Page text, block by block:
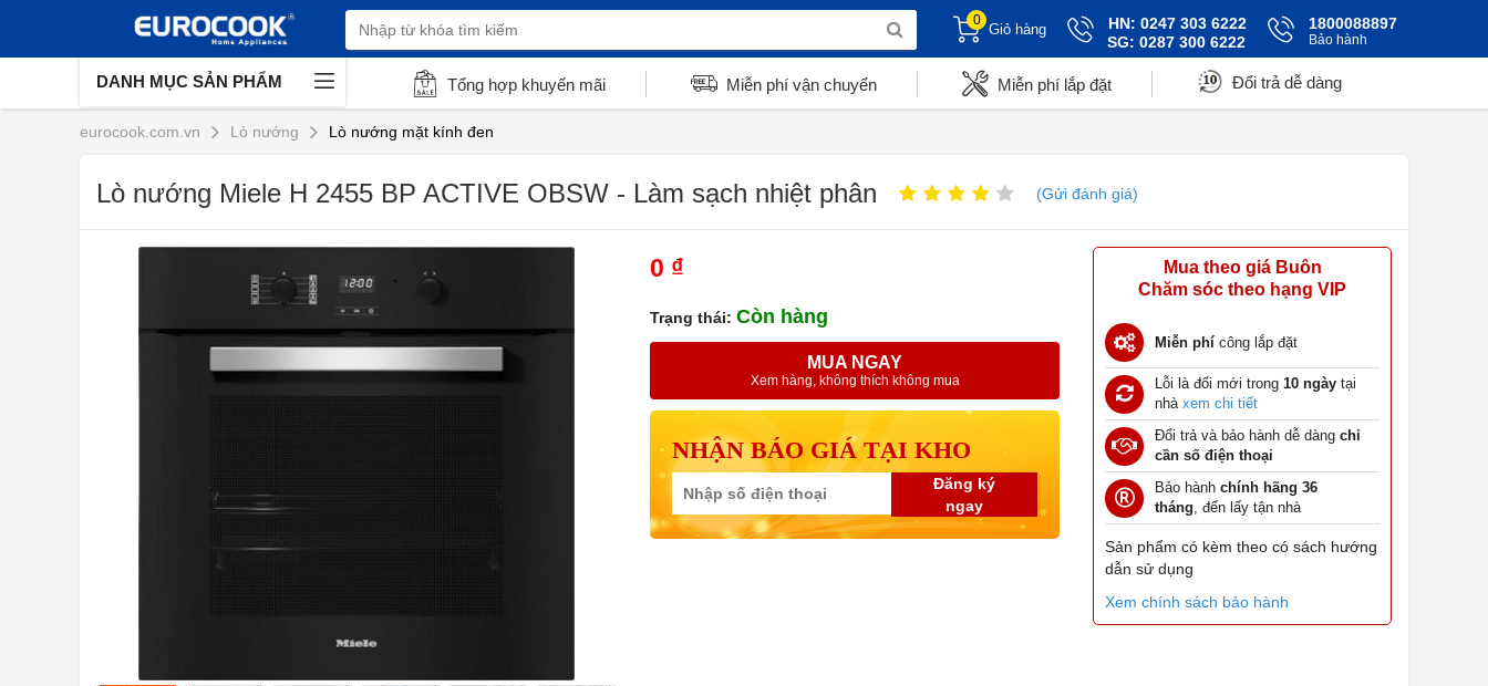
0
Giỏ hàng
HN: 0247 303 6222
SG: 0287 300 6222
1800088897
Bảo hành
DANH MỤC SẢN PHẨM Tổng hợp khuyến mãi Miễn phí vận chuyển Miễn phí lắp đặt Đổi trả dễ dàng
eurocook.com.vn Lò nướng Lò nướng mặt kính đen
Lò nướng Miele H 2455 BP ACTIVE OBSW - Làm sạch nhiệt phân (Gửi đánh giá)
0 ₫
Trạng thái: Còn hàng
MUA NGAY
Xem hàng, không thích không mua
NHẬN BÁO GIÁ TẠI KHO
Đăng ký
ngay
Mua theo giá Buôn
Chăm sóc theo hạng VIP
Miễn phí công lắp đặt
Lỗi là đổi mới trong 10 ngày tại
nhà xem chi tiết
Đổi trả và bảo hành dễ dàng chỉ
cần số điện thoại
Bảo hành chính hãng 36
tháng, đến lấy tận nhà
Sản phẩm có kèm theo có sách hướng
dẫn sử dụng
Xem chính sách bảo hành